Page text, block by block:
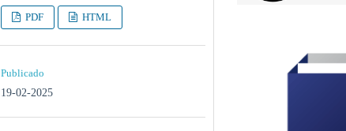
PDF HTML
Publicado
19-02-2025